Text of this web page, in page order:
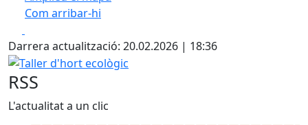
Com arribar-hi
+
−
Darrera actualització: 20.02.2026 | 18:36
Taller d'hort ecològic
RSS
L'actualitat a un clic